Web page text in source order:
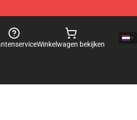
Winkelwagen bekijken